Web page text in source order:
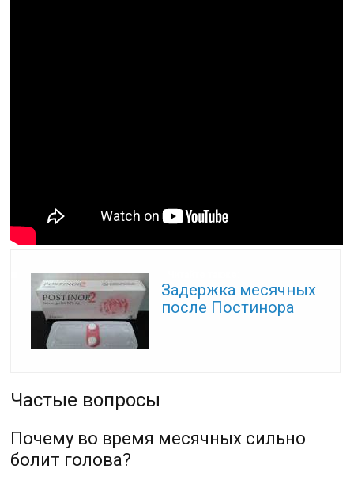
Задержка месячных
после Постинора
Частые вопросы
Почему во время месячных сильно
болит голова?